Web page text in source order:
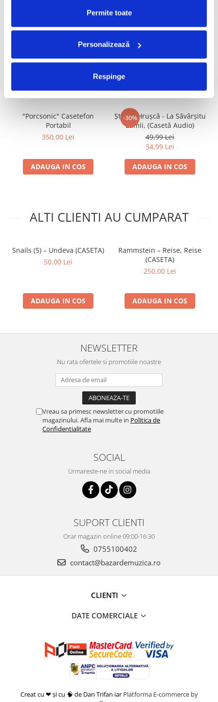
Permite toate
Personalizează
Respinge
FRECVENT CUMPARATE
IMPREUNA
"Porcsonic" Casetefon
Portabil
350,00 Lei
ADAUGA IN COS
-30%
Ștefan Hrușcă - La Săvârșitu
Lumii, (Casetă Audio)
49,99 Lei
34,99 Lei
ADAUGA IN COS
ALTI CLIENTI AU CUMPARAT
Snails (5) – Undeva (CASETA)
50,00 Lei
ADAUGA IN COS
Rammstein – Reise, Reise
(CASETA)
250,00 Lei
ADAUGA IN COS
NEWSLETTER
Nu rata ofertele si promotiile noastre
Vreau sa primesc newsletter cu promotiile
magazinului. Afla mai multe in Politica de
Confidentialitate
SOCIAL
Urmareste-ne in social media
SUPORT CLIENTI
Orar magazin online 09:00-16:30
0755100402
contact@bazardemuzica.ro
CLIENTI
DATE COMERCIALE
Creat cu ❤ și cu 🧠 de Dan Trifan iar Platforma E-commerce by